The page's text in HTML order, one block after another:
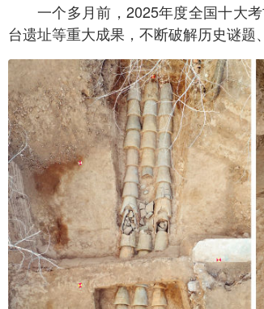
一个多月前，2025年度全国十大
台遗址等重大成果，不断破解历史谜题